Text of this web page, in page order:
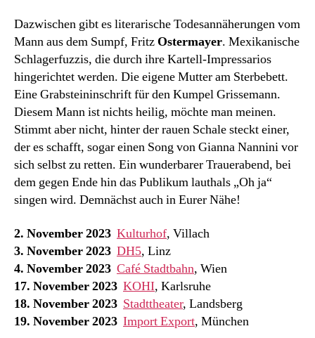
Dazwischen gibt es literarische Todesannäherungen vom
Mann aus dem Sumpf, FritzOstermayer. Mexikanische
Schlagerfuzzis, die durch ihre Kartell-Impressarios
hingerichtet werden. Die eigene Mutter am Sterbebett.
Eine Grabsteininschrift für den Kumpel Grissemann.
Diesem Mann ist nichts heilig, möchte man meinen.
Stimmt aber nicht, hinter der rauen Schale steckt einer,
der es schafft, sogar einen Song von Gianna Nannini vor
sich selbst zu retten. Ein wunderbarer Trauerabend, bei
dem gegen Ende hin das Publikum lauthals „Oh ja“
singen wird. Demnächst auch in Eurer Nähe!
2. November 2023 Kulturhof, Villach
3. November 2023 DH5, Linz
4. November 2023 Café Stadtbahn, Wien
17. November 2023 KOHI, Karlsruhe
18. November 2023 Stadttheater, Landsberg
19. November 2023 Import Export, München